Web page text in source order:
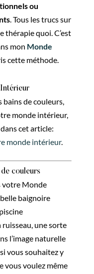
ou
. Tous les trucs sur
thérapie quoi. C’est
mon Monde
cette méthode.
de couleurs,
monde intérieur,
cet article:
monde intérieur.
couleurs
votre Monde
baignoire
ruisseau, une sorte
l’image naturelle
vous souhaitez y
vous voulez même